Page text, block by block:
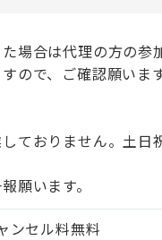
場合は代理の方の
ので、ご確認願います
ておりません。土
願います。
ンセル料無料